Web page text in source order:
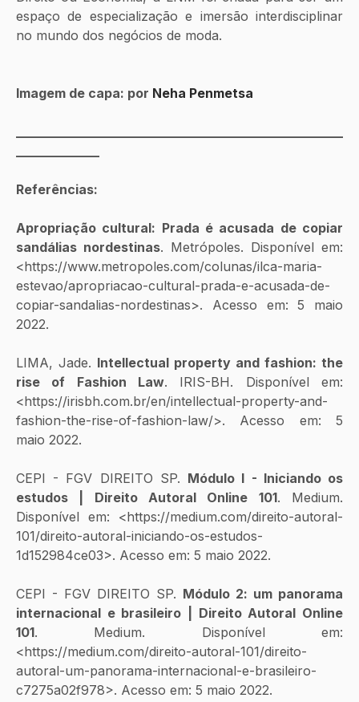
espaço de especialização e imersão interdisciplinar
no mundo dos negócios de moda.
Imagem de capa: por Neha Penmetsa
Referências:
Apropriação cultural: Prada é acusada de copiar
sandálias nordestinas. Metrópoles. Disponível em:
<https://www.metropoles.com/colunas/ilca-maria-
estevao/apropriacao-cultural-prada-e-acusada-de-
copiar-sandalias-nordestinas>. Acesso em: 5 maio
2022.
LIMA, Jade. Intellectual property and fashion: the
rise of Fashion Law. IRIS-BH. Disponível em:
<https://irisbh.com.br/en/intellectual-property-and-
fashion-the-rise-of-fashion-law/>. Acesso em: 5
maio 2022.
CEPI - FGV DIREITO SP. Módulo I - Iniciando os
estudos | Direito Autoral Online 101. Medium.
Disponível em: <https://medium.com/direito-autoral-
101/direito-autoral-iniciando-os-estudos-
1d152984ce03>. Acesso em: 5 maio 2022.
CEPI - FGV DIREITO SP. Módulo 2: um panorama
internacional e brasileiro | Direito Autoral Online
101. Medium. Disponível em:
<https://medium.com/direito-autoral-101/direito-
autoral-um-panorama-internacional-e-brasileiro-
c7275a02f978>. Acesso em: 5 maio 2022.